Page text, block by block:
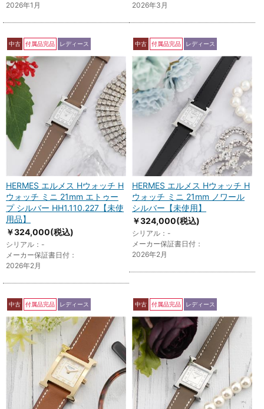
2026年1月
2026年3月
中古 付属品完品 レディース
HERMES エルメス Hウォッチ H
ウォッチ ミニ 21mm エトゥー
プ シルバー HH1.110.227【未使
用品】
￥324,000(税込)
シリアル：-
メーカー保証書日付：
2026年2月
中古 付属品完品 レディース
HERMES エルメス Hウォッチ H
ウォッチ ミニ 21mm ノワール
シルバー【未使用】
￥324,000(税込)
シリアル：-
メーカー保証書日付：
2026年2月
中古 付属品完品 レディース 中古 付属品完品 レディース